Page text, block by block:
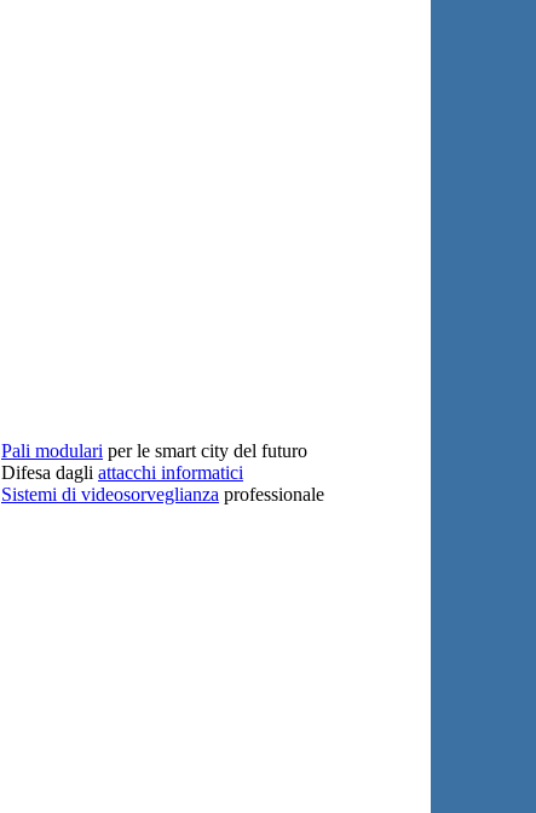
Pali modulari per le smart city del futuro
Difesa dagli attacchi informatici
Sistemi di videosorveglianza professionale